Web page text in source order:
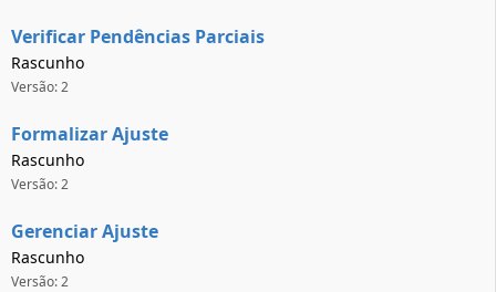
Verificar Pendências Parciais
Rascunho
Versão: 2
Formalizar Ajuste
Rascunho
Versão: 2
Gerenciar Ajuste
Rascunho
Versão: 2